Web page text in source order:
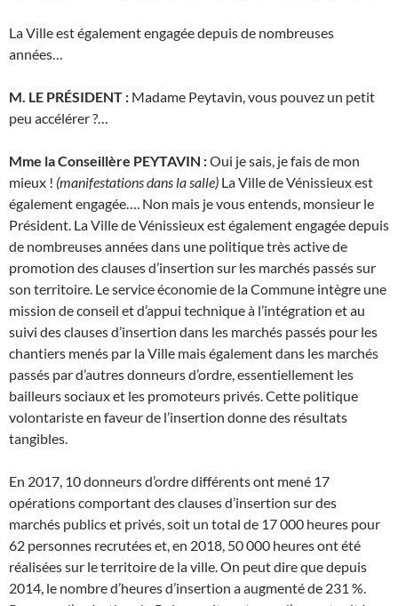
La Ville est également engagée depuis de nombreuses
années…
M. LE PRÉSIDENT : Madame Peytavin, vous pouvez un petit
peu accélérer ?…
Mme la Conseillère PEYTAVIN :Oui je sais, je fais de mon
mieux ! (manifestations dans la salle) La Ville de Vénissieux est
également engagée…. Non mais je vous entends, monsieur le
Président. La Ville de Vénissieux est également engagée depuis
de nombreuses années dans une politique très active de
promotion des clauses d’insertion sur les marchés passés sur
son territoire. Le service économie de la Commune intègre une
mission de conseil et d’appui technique à l’intégration et au
suivi des clauses d’insertion dans les marchés passés pour les
chantiers menés par la Ville mais également dans les marchés
passés par d’autres donneurs d’ordre, essentiellement les
bailleurs sociaux et les promoteurs privés. Cette politique
volontariste en faveur de l’insertion donne des résultats
tangibles.
En 2017, 10 donneurs d’ordre différents ont mené 17
opérations comportant des clauses d’insertion sur des
marchés publics et privés, soit un total de 17 000 heures pour
62 personnes recrutées et, en 2018, 50 000 heures ont été
réalisées sur le territoire de la ville. On peut dire que depuis
2014, le nombre d’heures d’insertion a augmenté de 231 %.